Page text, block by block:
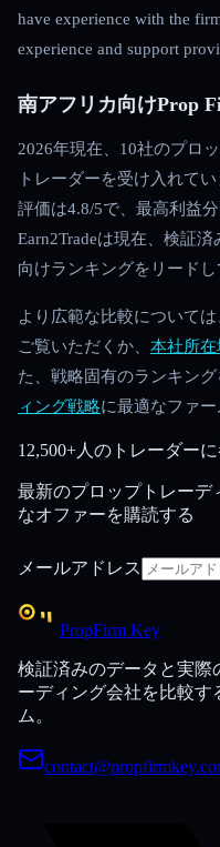
have experience with the
experience and support
南アフリカ向けProp
2026年現在、10社のプロ
トレーダーを受け入れて
評価は4.8/5で、最高利益
Earn2Tradeは現在、検証
向けランキングをリードし
より広範な比較については
ご覧いただくか、 本社所在
た、戦略固有のランキン
ィング戦略に最適なファー
12,500+人のトレーダー
最新のプロップトレーデ
なオファーを購読する
メールアドレス
PropFirm Key
検証済みのデータと実際
ーディング会社を比較す
ム。